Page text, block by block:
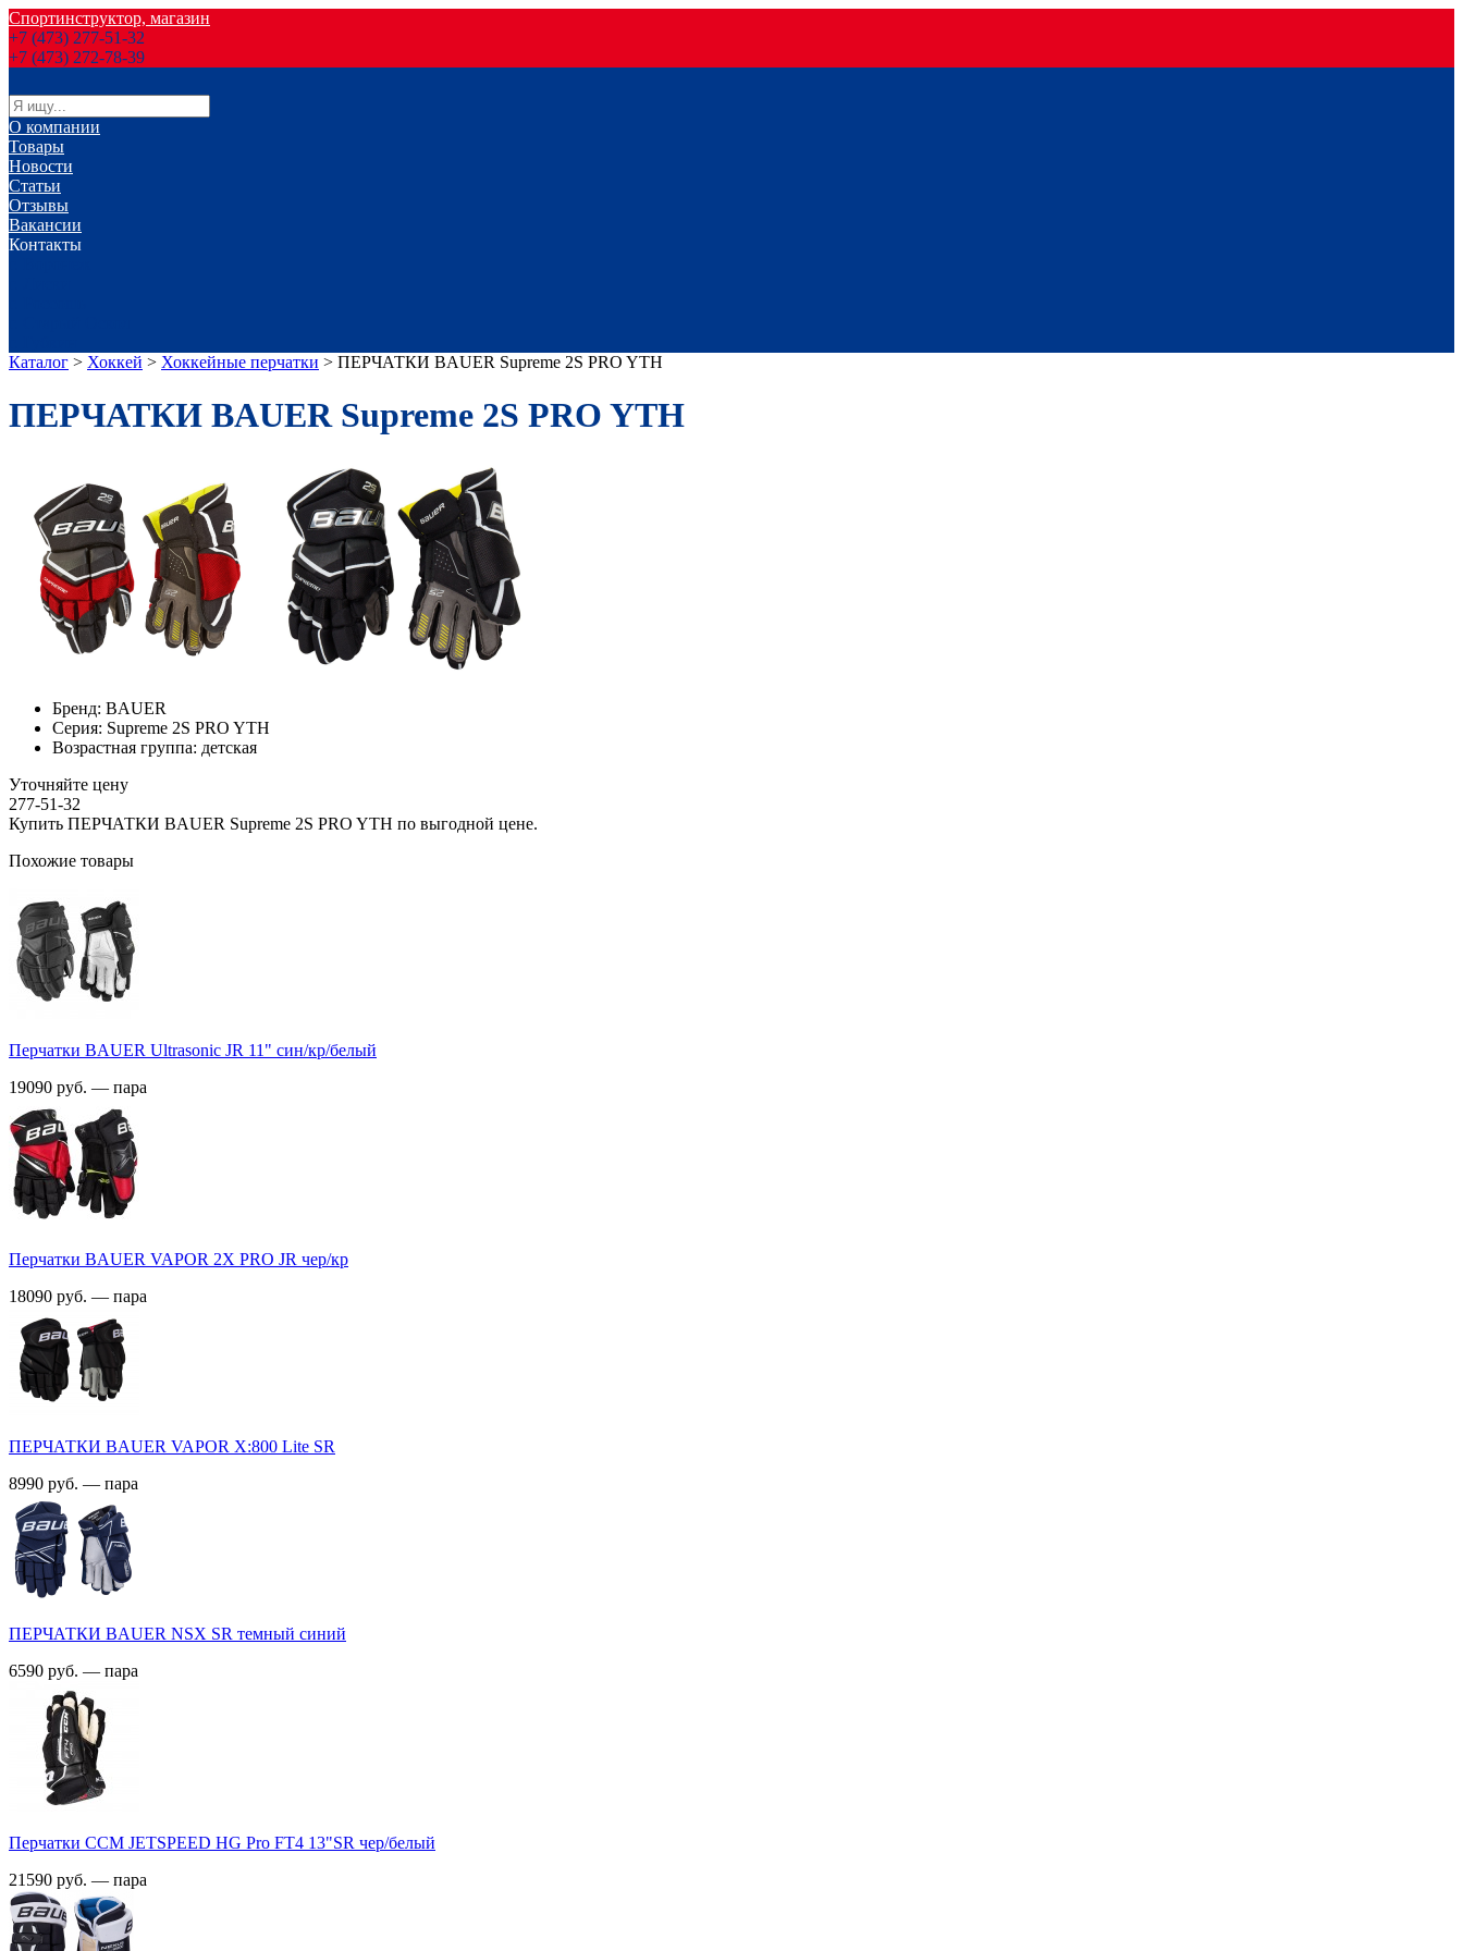
Спортинструктор, магазин
+7 (473) 277-51-32
+7 (473) 272-78-39
О компании
Товары
Новости
Статьи
Отзывы
Вакансии
Контакты
Каталог > Хоккей > Хоккейные перчатки > ПЕРЧАТКИ BAUER Supreme 2S PRO YTH
ПЕРЧАТКИ BAUER Supreme 2S PRO YTH
Бренд: BAUER
Серия: Supreme 2S PRO YTH
Возрастная группа: детская
Уточняйте цену
277-51-32
Купить ПЕРЧАТКИ BAUER Supreme 2S PRO YTH по выгодной цене.
Похожие товары
Перчатки BAUER Ultrasonic JR 11" син/кр/белый
19090 руб. — пара
Перчатки BAUER VAPOR 2X PRO JR чер/кр
18090 руб. — пара
ПЕРЧАТКИ BAUER VAPOR X:800 Lite SR
8990 руб. — пара
ПЕРЧАТКИ BAUER NSX SR темный синий
6590 руб. — пара
Перчатки ССМ JETSPEED HG Pro FT4 13"SR чер/белый
21590 руб. — пара